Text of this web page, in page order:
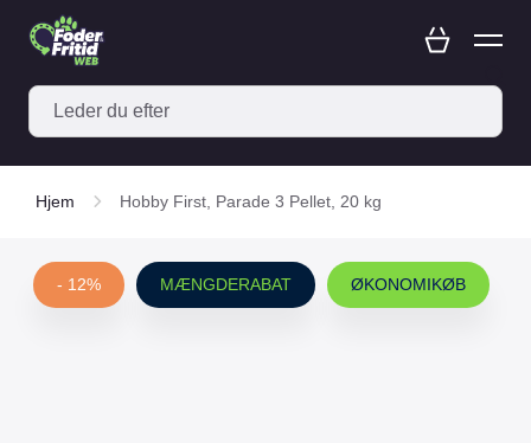
Hjem Hobby First, Parade 3 Pellet, 20 kg
- 12% MÆNGDERABAT ØKONOMIKØB